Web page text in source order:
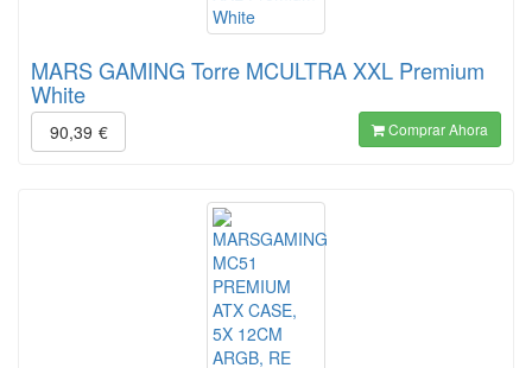
MARS GAMING Torre MCULTRA XXL Premium
White
90,39 € Comprar Ahora